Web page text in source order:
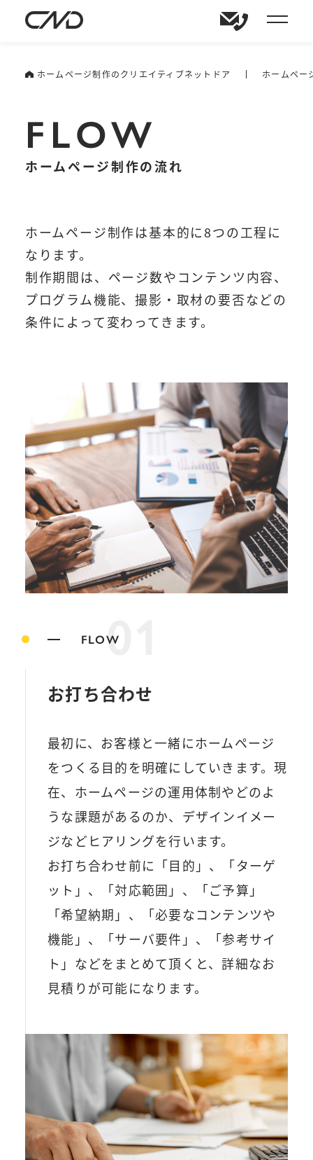
ホームページ制作のクリエイティブネットドア ホームペー
FLOW
ホームページ制作の流れ
ホームページ制作は基本的に8つの工程に
なります。
制作期間は、ページ数やコンテンツ内容、
プログラム機能、撮影・取材の要否などの
条件によって変わってきます。
FLOW
01
お打ち合わせ
最初に、お客様と一緒にホームページ
をつくる目的を明確にしていきます。現
在、ホームページの運用体制やどのよ
うな課題があるのか、デザインイメー
ジなどヒアリングを行います。
お打ち合わせ前に「目的」、「ターゲ
ット」、「対応範囲」、「ご予算」
「希望納期」、「必要なコンテンツや
機能」、「サーバ要件」、「参考サイ
ト」などをまとめて頂くと、詳細なお
見積りが可能になります。